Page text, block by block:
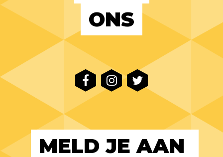
ONS
MELD JE AAN